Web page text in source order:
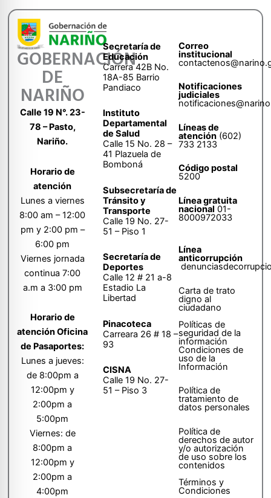
GOBERNACIÓN
DE
NARIÑO
Calle 19 N°. 23-
78 – Pasto,
Nariño.
Horario de
atención
Lunes a viernes
8:00 am – 12:00
pm y 2:00 pm –
6:00 pm
Viernes jornada
continua 7:00
a.m a 3:00 pm
Horario de
atención Oficina
de Pasaportes:
Lunes a jueves:
de 8:00pm a
12:00pm y
2:00pm a
5:00pm
Viernes: de
8:00pm a
12:00pm y
2:00pm a
4:00pm
Secretaría de
Educación
Carrera 42B No.
18A-85 Barrio
Pandiaco
Instituto
Departamental
de Salud
Calle 15 No. 28 –
41 Plazuela de
Bomboná
Subsecretaría de
Tránsito y
Transporte
Calle 19 No. 27-
51 – Piso 1
Secretaría de
Deportes
Calle 12 # 21 a-8
Estadio La
Libertad
Pinacoteca
Carreara 26 # 18 –
93
CISNA
Calle 19 No. 27-
51 – Piso 3
Correo
institucional
Notificaciones
judiciales
Líneas de
atención (602)
733 2133
Código postal
5200
Línea gratuita
nacional 01-
8000972033
Línea
anticorrupción
Carta de trato
digno al
ciudadano
Políticas de
seguridad de la
información
Condiciones de
uso de la
Información
Política de
tratamiento de
datos personales
Política de
derechos de autor
y/o autorización
de uso sobre los
contenidos
Términos y
Condiciones